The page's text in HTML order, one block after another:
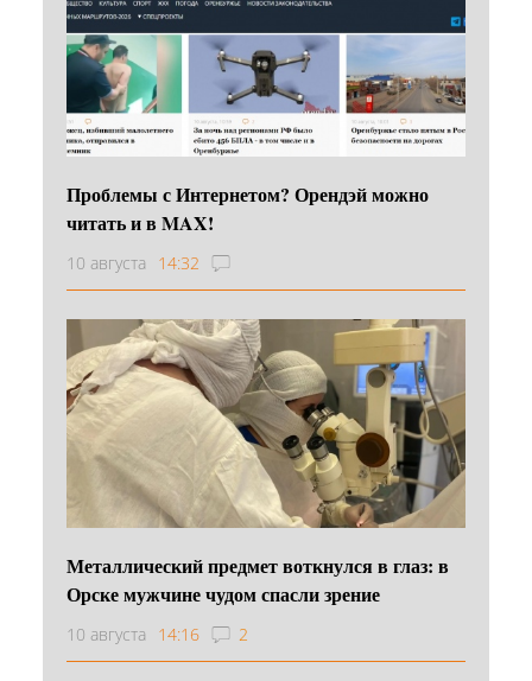
Проблемы с Интернетом? Орендэй можно
читать и в MAX!
10 августа 14:32
Металлический предмет воткнулся в глаз: в
Орске мужчине чудом спасли зрение
10 августа 14:16 2